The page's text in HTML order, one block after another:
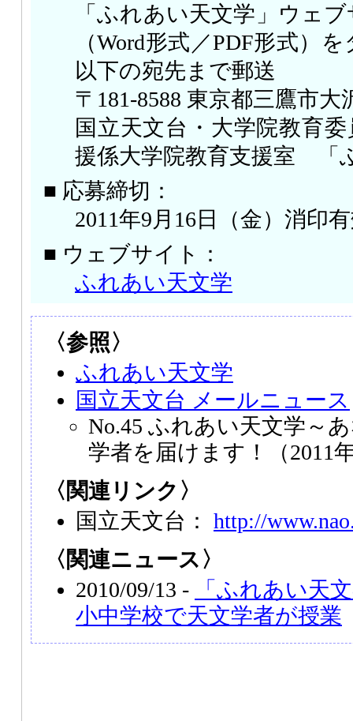
「ふれあい天文学」ウェ
（Word形式／PDF形式）
以下の宛先まで郵送
〒181-8588 東京都三鷹市大
国立天文台・大学院教育
援係大学院教育支援室 「
■ 応募締切：
2011年9月16日（金）消印
■ ウェブサイト：
ふれあい天文学
〈参照〉
ふれあい天文学
国立天文台 メールニュース
No.45 ふれあい天文学～
学者を届けます！（2011
〈関連リンク〉
国立天文台： http://
〈関連ニュース〉
2010/09/13 -
「ふれあい天
小中学校で天文学者が授業